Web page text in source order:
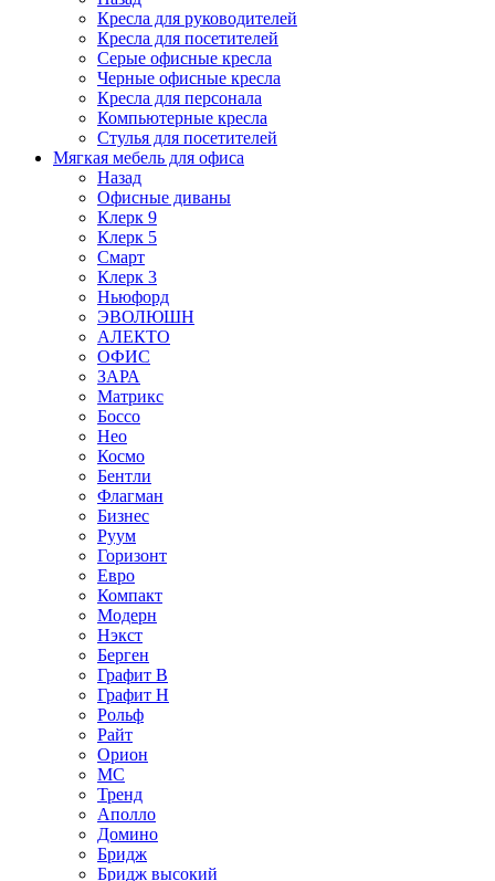
Кресла для руководителей
Кресла для посетителей
Серые офисные кресла
Черные офисные кресла
Кресла для персонала
Компьютерные кресла
Стулья для посетителей
Мягкая мебель для офиса
Назад
Офисные диваны
Клерк 9
Клерк 5
Смарт
Клерк 3
Ньюфорд
ЭВОЛЮШН
АЛЕКТО
ОФИС
ЗАРА
Матрикс
Боссо
Нео
Космо
Бентли
Флагман
Бизнес
Руум
Горизонт
Евро
Компакт
Модерн
Нэкст
Берген
Графит В
Графит Н
Рольф
Райт
Орион
МС
Тренд
Аполло
Домино
Бридж
Бридж высокий